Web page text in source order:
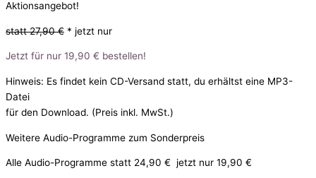
Aktionsangebot!
statt 27,90 € * jetzt nur
Jetzt für nur 19,90 € bestellen!
Hinweis: Es findet kein CD-Versand statt, du erhältst eine MP3-
Datei
für den Download. (Preis inkl. MwSt.)
Weitere Audio-Programme zum Sonderpreis
Alle Audio-Programme statt 24,90 € jetzt nur 19,90 €